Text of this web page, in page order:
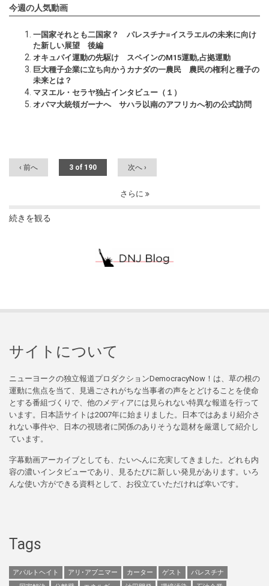
今週の人気動画
一国家それとも二国家？ パレスチナ=イスラエルの未来に向け
た新しい展望 後編
オキュパイ運動の先駆け スペインのM15運動,占拠運動
巨大種子企業に立ち向かうカナダの一農民 農民の権利と種子の
未来とは？
マヌエル・セラヤ独占インタビュー（１）
オバマ大統領ガーナへ サハラ以南のアフリカへ初の公式訪問
‹ 前へ 3 of 190 次へ ›
さらに
続きを観る
サイトについて
ニューヨークの独立報道プロダクションDemocracyNow！は、草の根の
運動に焦点を当て、見過ごされがちな当事者の声をとどけることを使命
とする番組づくりで、他のメディアには見られない特異な報道を行って
います。日本語サイトは2007年に始まりました。日本ではあまり紹介さ
れない事件や、日本の視聴者に関係のありそうな題材を厳選して紹介し
ています。
字幕動画アーカイブとしても、たいへんに充実してきました。どれも内
容の濃いインタビューであり、見るたびに新しい発見があります。いろ
んな使い方ができる資料として、お役立ていただければ幸いです。
Tags
アパルトヘイト アリ･アブニマー カーター ゲスト
パレスチナ